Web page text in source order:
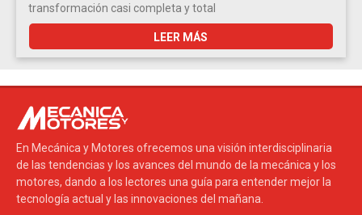
transformación casi completa y total
LEER MÁS
En Mecánica y Motores ofrecemos una visión interdisciplinaria
de las tendencias y los avances del mundo de la mecánica y los
motores, dando a los lectores una guía para entender mejor la
tecnología actual y las innovaciones del mañana.